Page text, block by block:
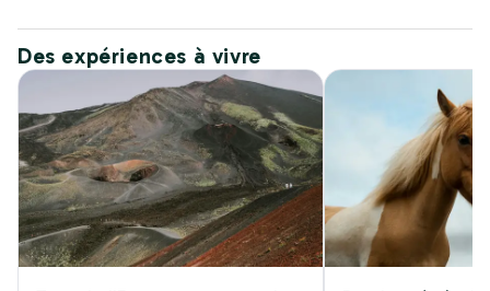
Des expériences à vivre